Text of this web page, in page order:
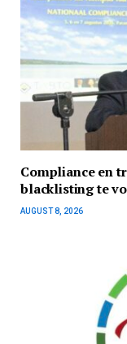
Compliance en
blacklisting te
AUGUST 8, 2026